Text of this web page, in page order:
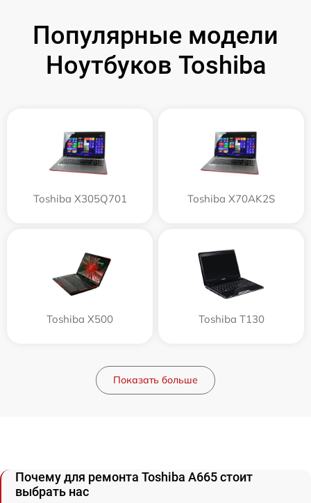
Популярные модели
Ноутбуков Toshiba
Toshiba X305Q701 Toshiba X70AK2S
Toshiba X500 Toshiba T130
Показать больше
Почему для ремонта Toshiba A665 стоит
выбрать нас